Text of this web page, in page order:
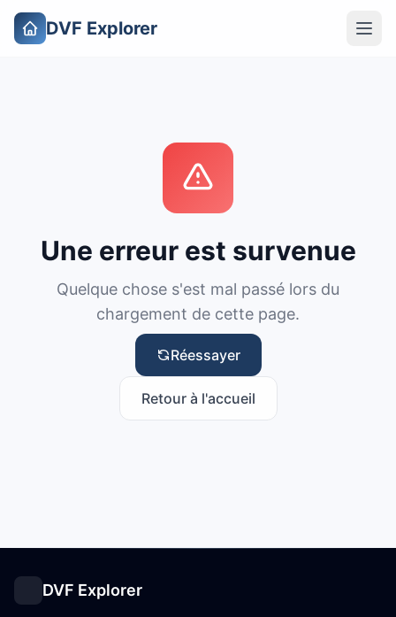
DVF Explorer
Une erreur est survenue
Quelque chose s'est mal passé lors du
chargement de cette page.
Réessayer
Retour à l'accueil
DVF Explorer